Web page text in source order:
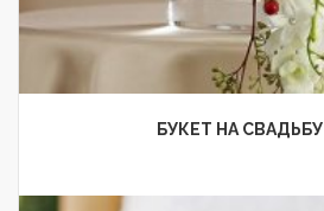
БУКЕТ НА СВАДЬБУ